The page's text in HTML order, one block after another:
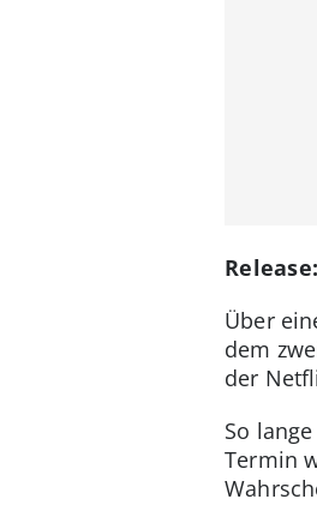
Über
dem
der
So
Termin